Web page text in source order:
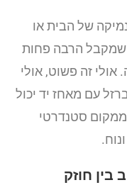
של הבית או
שמקבל הרבה פחות
זה פשוט, אולי
עם מאחז יד יכול
סטנדרטי
בין חוזק